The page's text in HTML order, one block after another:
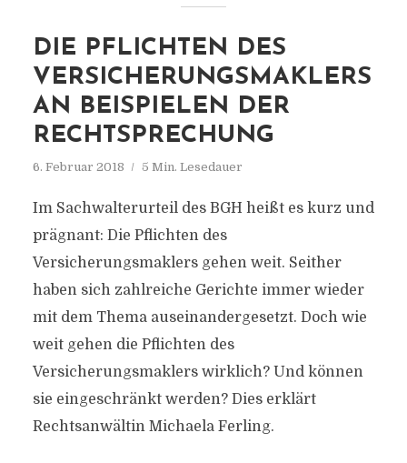
DIE PFLICHTEN DES
VERSICHERUNGSMAKLERS
AN BEISPIELEN DER
RECHTSPRECHUNG
6. Februar 2018 5 Min. Lesedauer
Im Sachwalterurteil des BGH heißt es kurz und
prägnant: Die Pflichten des
Versicherungsmaklers gehen weit. Seither
haben sich zahlreiche Gerichte immer wieder
mit dem Thema auseinandergesetzt. Doch wie
weit gehen die Pflichten des
Versicherungsmaklers wirklich? Und können
sie eingeschränkt werden? Dies erklärt
Rechtsanwältin Michaela Ferling.